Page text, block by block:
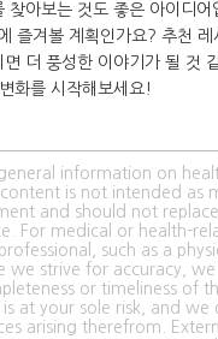
찾아보는 것도 좋은 아이디어
즐겨볼 계획인가요? 추천 레
더 풍성한 이야기가 될 것
화를 시작해보세요!
information on
is not intended as
and should not
For medical or health-
such as a
we strive for accuracy,
or timeliness of
at your sole risk, and we
arising therefrom.